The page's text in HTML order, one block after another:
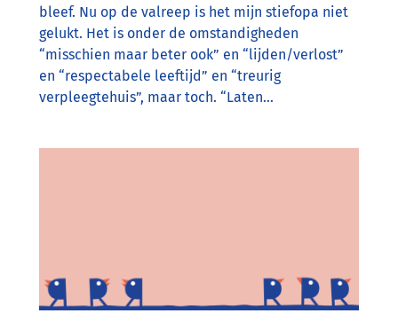
bleef. Nu op de valreep is het mijn stiefopa niet
gelukt. Het is onder de omstandigheden
“misschien maar beter ook” en “lijden/verlost”
en “respectabele leeftijd” en “treurig
verpleegtehuis”, maar toch. “Laten…